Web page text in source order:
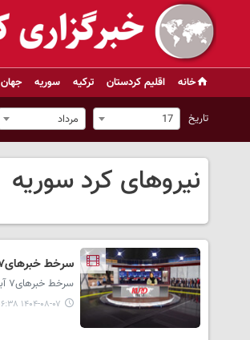
خانه اقلیم کردستان ترکیه سوریه جهان
تاریخ 17 مرداد
نیروهای کرد سوریه
سرخط خبرهای۷ آبان خبرگزاری کردپرس
سرخط خبرهای۷ آبان منتشر شده در خبرگزاری کردپرس در استودیو خبر تقدیم حضور مخاطبان می شود.
۱۴۰۴-۰۸-۰۷ ۱۶:۳۸